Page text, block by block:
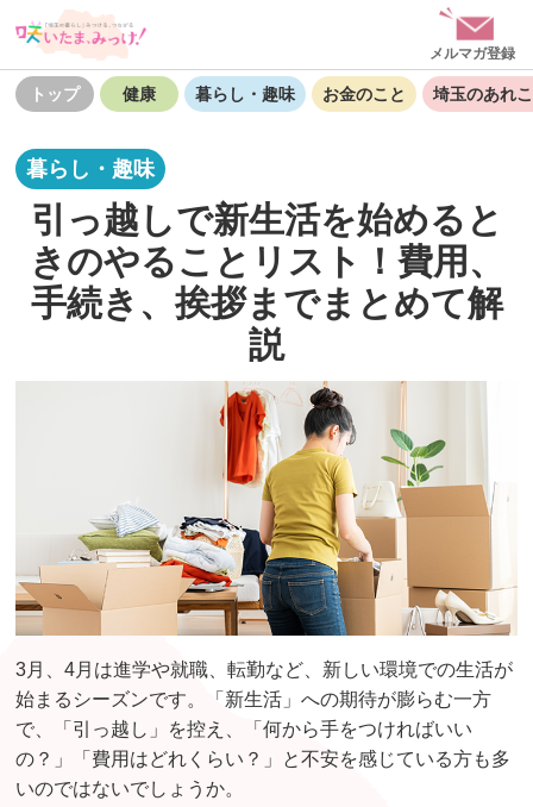
メルマガ登録
トップ 健康 暮らし・趣味 お金のこと 埼玉のあれ
暮らし・趣味
引っ越しで新生活を始めると
きのやることリスト！費用、
手続き、挨拶までまとめて解
説
3月、4月は進学や就職、転勤など、新しい環境での生活が
始まるシーズンです。「新生活」への期待が膨らむ一方
で、「引っ越し」を控え、「何から手をつければいい
の？」「費用はどれくらい？」と不安を感じている方も多
いのではないでしょうか。